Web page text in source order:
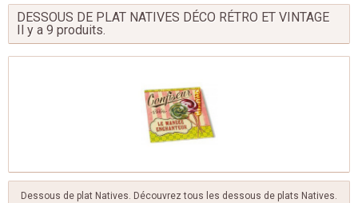
DESSOUS DE PLAT NATIVES DÉCO RÉTRO ET VINTAGE
Il y a 9 produits.
Dessous de plat Natives. Découvrez tous les dessous de plats Natives.